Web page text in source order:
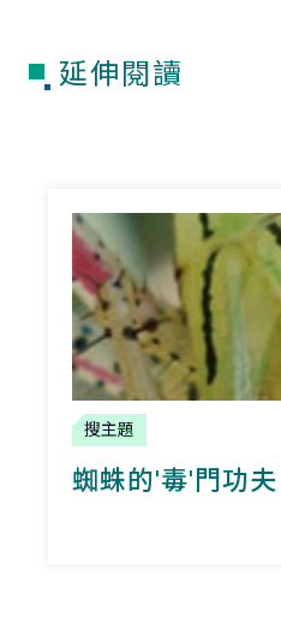
延伸閱讀
搜主題
蜘蛛的'毒'門功夫